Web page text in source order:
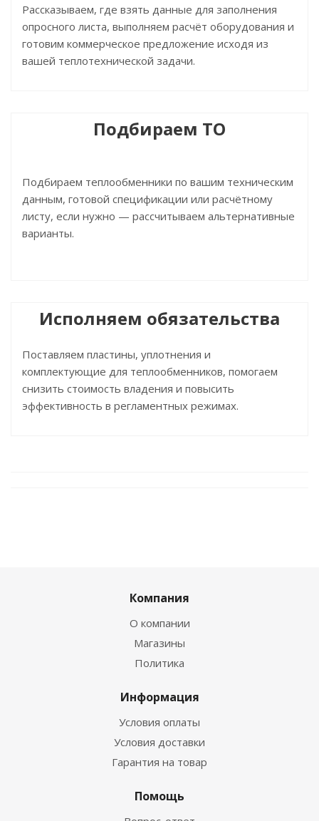
Рассказываем, где взять данные для заполнения
опросного листа, выполняем расчёт оборудования и
готовим коммерческое предложение исходя из
вашей теплотехнической задачи.
Подбираем ТО
Подбираем теплообменники по вашим техническим
данным, готовой спецификации или расчётному
листу, если нужно — рассчитываем альтернативные
варианты.
Исполняем обязательства
Поставляем пластины, уплотнения и
комплектующие для теплообменников, помогаем
снизить стоимость владения и повысить
эффективность в регламентных режимах.
Компания
О компании
Магазины
Политика
Информация
Условия оплаты
Условия доставки
Гарантия на товар
Помощь